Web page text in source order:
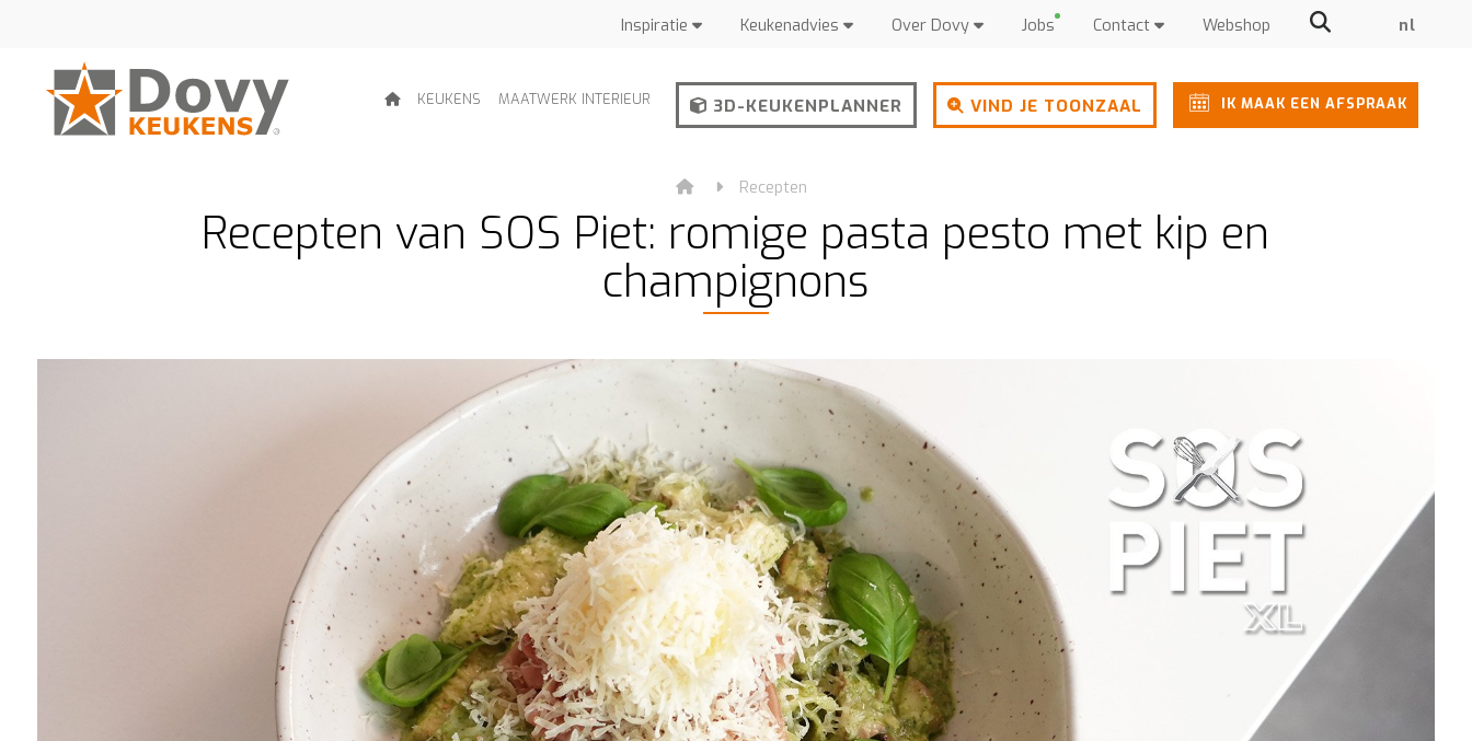
Inspiratie Keukenadvies Over Dovy Jobs Contact Webshop nl
KEUKENS MAATWERK INTERIEUR 3D-KEUKENPLANNER VIND JE TOONZAAL IK MAAK EEN AFSPRAAK
Recepten
Recepten van SOS Piet: romige pasta pesto met kip en
champignons